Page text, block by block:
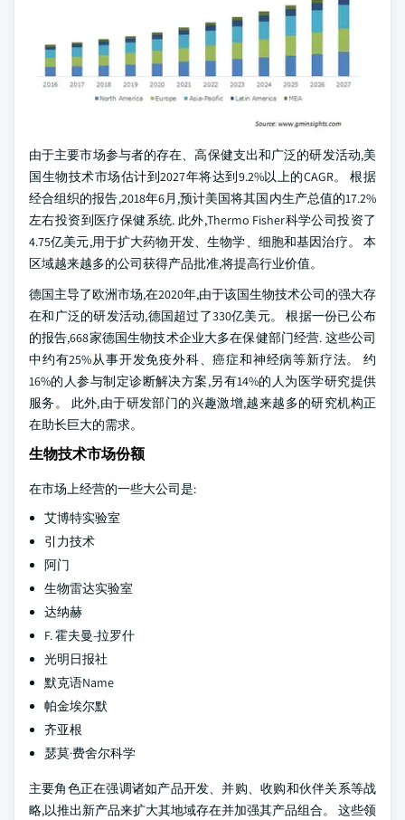
由于主要市场参与者的存在、高保健支出和广泛的研发活动,美
国生物技术市场估计到2027年将达到9.2%以上的CAGR。 根据
经合组织的报告,2018年6月,预计美国将其国内生产总值的17.2%
左右投资到医疗保健系统. 此外,Thermo Fisher科学公司投资了
4.75亿美元,用于扩大药物开发、生物学、细胞和基因治疗。 本
区域越来越多的公司获得产品批准,将提高行业价值。
德国主导了欧洲市场,在2020年,由于该国生物技术公司的强大存
在和广泛的研发活动,德国超过了330亿美元。 根据一份已公布
的报告,668家德国生物技术企业大多在保健部门经营. 这些公司
中约有25%从事开发免疫外科、癌症和神经病等新疗法。 约
16%的人参与制定诊断解决方案,另有14%的人为医学研究提供
服务。 此外,由于研发部门的兴趣激增,越来越多的研究机构正
在助长巨大的需求。
生物技术市场份额
在市场上经营的一些大公司是:
艾博特实验室
引力技术
阿门
生物雷达实验室
达纳赫
F. 霍夫曼-拉罗什
光明日报社
默克语Name
帕金埃尔默
齐亚根
瑟莫·费舍尔科学
主要角色正在强调诸如产品开发、并购、收购和伙伴关系等战
略,以推出新产品来扩大其地域存在并加强其产品组合。 这些领